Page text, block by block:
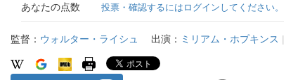
あなたの点数 投票・確認するにはログインしてください。
監督： ウォルター・ライシュ 出演： ミリアム・ホプキンス |